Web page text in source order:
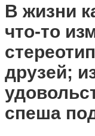
В жизни
что-то
друзей;
спеша